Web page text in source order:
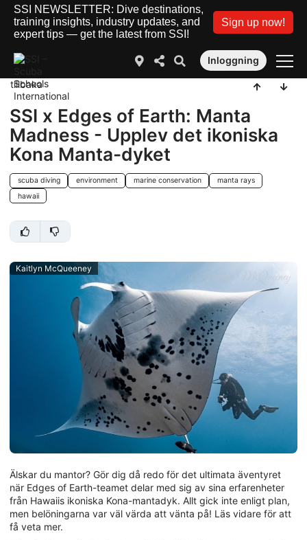
SSI NEWSLETTER: Dive destinations,
training insights, industry updates, and
expert tips — get the latest from SSI!
Sign up now!
Inloggning
tillbaka
SSI x Edges of Earth: Manta
Madness - Upplev det ikoniska
Kona Manta-dyket
scuba diving environment marine conservation
manta rays
hawaii
Kaitlyn McQueeney
Älskar du mantor? Gör dig då redo för det ultimata äventyret
när Edges of Earth-teamet delar med sig av sina erfarenheter
från Hawaiis ikoniska Kona-mantadyk. Allt gick inte enligt plan,
men belöningarna var väl värda att vänta på! Läs vidare för att
få veta mer.